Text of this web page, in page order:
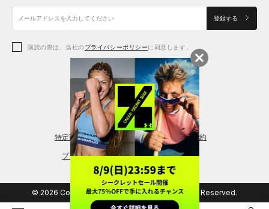
アクセサリー
アクセサリー
シューズ
アクセサリー
レギンス＆タイツ
シューズ
登録する
購読の際は、当社のプライバシーポリシーに同意します。
特定商取引法に基づく通販の表記 会員規約
プライバシーポリシー
© 2026 Copyright DOME Corporation. All Rights Reserved.